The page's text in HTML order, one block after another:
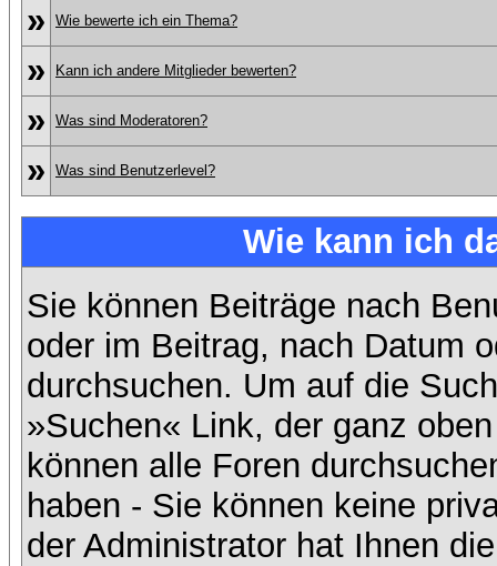
» Wie bewerte ich ein Thema?
» Kann ich andere Mitglieder bewerten?
» Was sind Moderatoren?
» Was sind Benutzerlevel?
Wie kann ich
Sie können Beiträge nach
oder im Beitrag, nach Datum
durchsuchen. Um auf die
»Suchen« Link, der ganz
können alle Foren
haben - Sie können keine
der Administrator hat Ihnen